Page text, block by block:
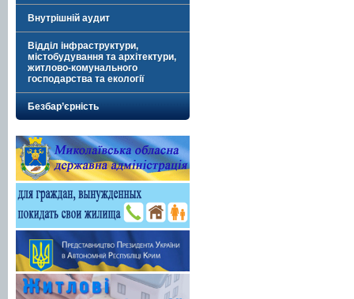
Внутрішній аудит
Відділ інфраструктури,
містобудування та архітектури,
житлово-комунального
господарства та екології
Безбар’єрність